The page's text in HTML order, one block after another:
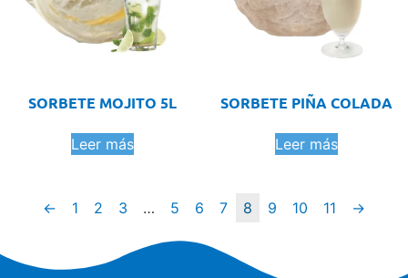
SORBETE MOJITO 5L
Leer más
SORBETE PIÑA COLADA
Leer más
← 1 2 3 … 5 6 7 8 9 10 11 →